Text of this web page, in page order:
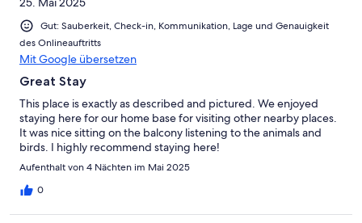
Gut: Sauberkeit, Check-in, Kommunikation, Lage und Genauigkeit
des Onlineauftritts
Mit Google übersetzen
Great Stay
This place is exactly as described and pictured. We enjoyed
staying here for our home base for visiting other nearby places.
It was nice sitting on the balcony listening to the animals and
birds. I highly recommend staying here!
Aufenthalt von 4 Nächten im Mai 2025
0